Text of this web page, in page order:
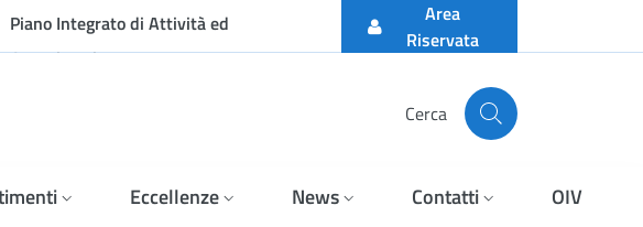
Piano Integrato di Attività ed
Organizzazione
Area
Riservata
Cerca
Eccellenze News Contatti OIV